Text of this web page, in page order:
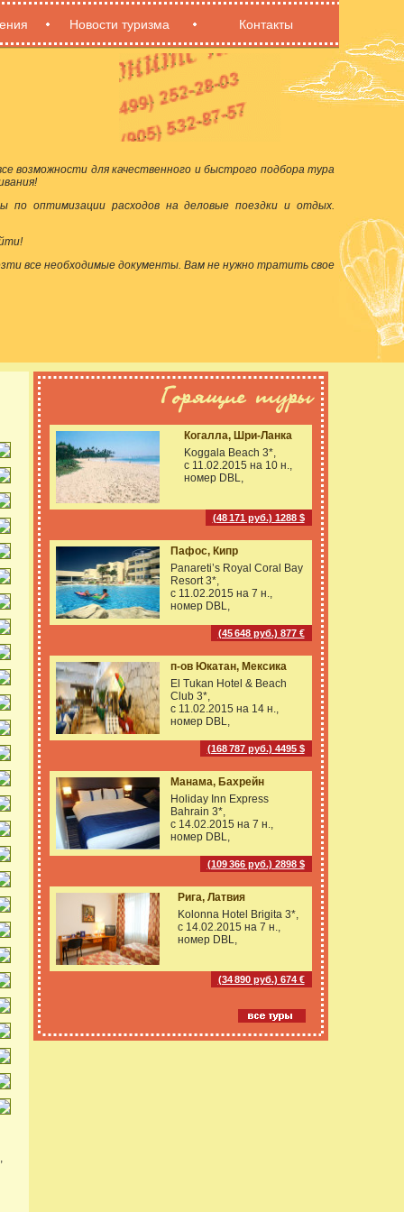
Новости туризма Контакты
возможности для качественного и быстрого подбора тура
по оптимизации расходов на деловые поездки и отдых.
все необходимые документы. Вам не нужно тратить свое
Когалла, Шри-Ланка
Koggala Beach 3*,
с 11.02.2015 на 10 н.,
номер DBL,
(48 171 руб.) 1288 $
Пафос, Кипр
Panareti’s Royal Coral Bay
Resort 3*,
с 11.02.2015 на 7 н.,
номер DBL,
(45 648 руб.) 877 €
п-ов Юкатан, Мексика
El Tukan Hotel & Beach
Club 3*,
с 11.02.2015 на 14 н.,
номер DBL,
(168 787 руб.) 4495 $
Манама, Бахрейн
Holiday Inn Express
Bahrain 3*,
с 14.02.2015 на 7 н.,
номер DBL,
(109 366 руб.) 2898 $
Рига, Латвия
Kolonna Hotel Brigita 3*,
с 14.02.2015 на 7 н.,
номер DBL,
(34 890 руб.) 674 €